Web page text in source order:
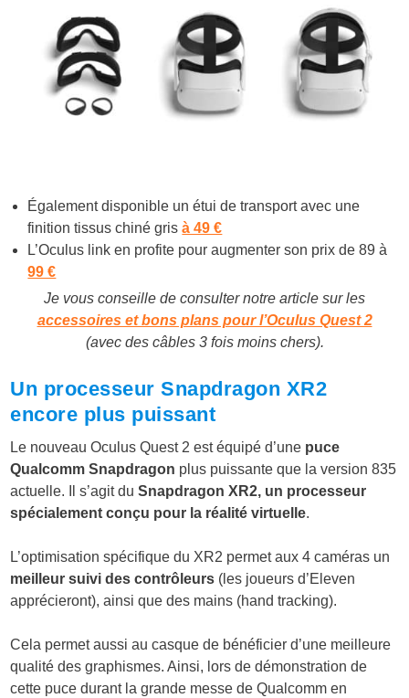
Également disponible un étui de transport avec une
finition tissus chiné grisà 49 €
L’Oculus link en profite pour augmenter son prix de 89 à
99 €
Je vous conseille de consulter notre article sur les
accessoires et bons plans pour l’Oculus Quest 2
(avec des câbles 3 fois moins chers).
Un processeur Snapdragon XR2
encore plus puissant
Le nouveau Oculus Quest 2 est équipé d’une puce
Qualcomm Snapdragon plus puissante que la version 835
actuelle. Il s’agit duSnapdragon XR2, un processeur
spécialement conçu pour la réalité virtuelle.
L’optimisation spécifique du XR2 permet aux 4 caméras un
meilleur suivi des contrôleurs (les joueurs d’Eleven
apprécieront), ainsi que des mains (hand tracking).
Cela permet aussi au casque de bénéficier d’une meilleure
qualité des graphismes. Ainsi, lors de démonstration de
cette puce durant la grande messe de Qualcomm en